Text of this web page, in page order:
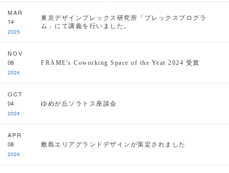
MAR
14
2025
東京デザインプレックス研究所「プレックスプログラ
ム」にて講義を行いました。
NOV
08
2024
FRAME's Coworking Space of the Year 2024 受賞
OCT
04
2024
ゆめが丘ソラトス座談会
APR
08
2024
敷島エリアグランドデザインが策定されました